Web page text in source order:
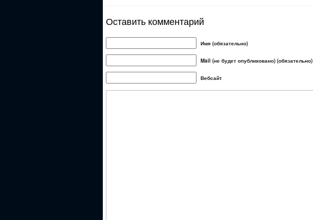
Оставить комментарий
Имя (обязательно)
Mail (не будет опубликовано) (обязательно)
Вебсайт